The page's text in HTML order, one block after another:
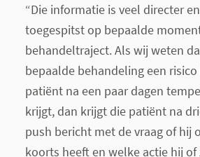
“Die informatie is veel directer
toegespitst op bepaalde
behandeltraject. Als wij weten
bepaalde behandeling een
patiënt na een paar dagen
krijgt, dan krijgt die patiënt na
push bericht met de vraag of hij
koorts heeft en welke actie hij of